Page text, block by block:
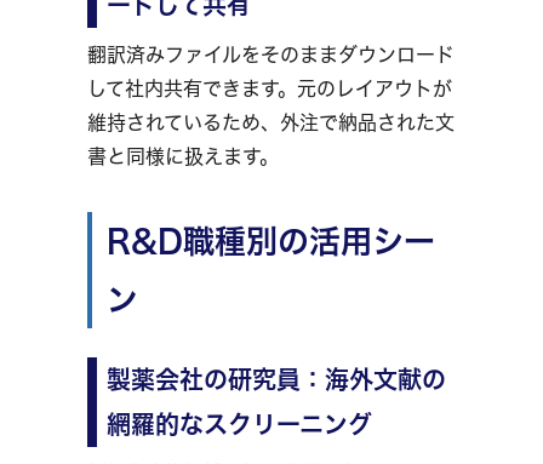
翻訳済みファイルをそのままダウンロード
して社内共有できます。元のレイアウトが
維持されているため、外注で納品された文
書と同様に扱えます。
R&D職種別の活用シー
ン
製薬会社の研究員：海外文献の
網羅的なスクリーニング